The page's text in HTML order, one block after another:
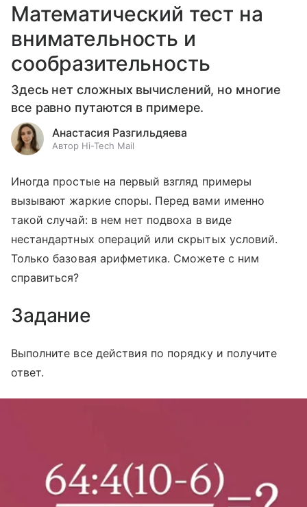
Математический тест на
внимательность и
сообразительность
Здесь нет сложных вычислений, но многие
все равно путаются в примере.
Анастасия Разгильдяева
Автор Hi-Tech Mail
Иногда простые на первый взгляд примеры
вызывают жаркие споры. Перед вами именно
такой случай: в нем нет подвоха в виде
нестандартных операций или скрытых условий.
Только базовая арифметика. Сможете с ним
справиться?
Задание
Выполните все действия по порядку и получите
ответ.